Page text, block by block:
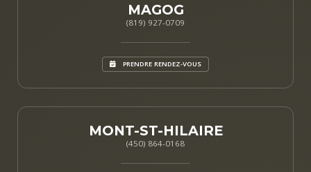
MAGOG
(819) 927-0709
PRENDRE RENDEZ-VOUS
MONT-ST-HILAIRE
(450) 864-0168